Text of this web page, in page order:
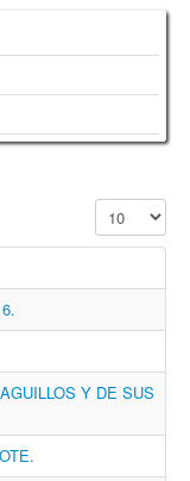
Mostrar #
Y DE SUS